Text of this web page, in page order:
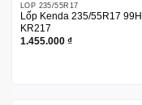
LỐP 235/55R17
Lốp Kenda 235/55R17 99H
KR217
1.455.000 ₫